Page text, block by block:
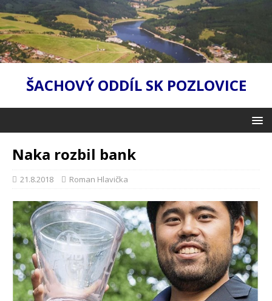
ŠACHOVÝ ODDÍL SK POZLOVICE
Naka rozbil bank
21.8.2018 Roman Hlavička